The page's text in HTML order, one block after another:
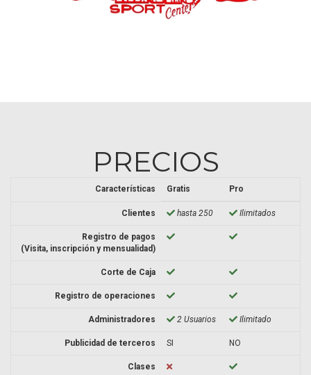
PRECIOS
Características Gratis Pro
Clientes hasta 250 Ilimitados
Registro de pagos
(Visita, inscripción y mensualidad)
Corte de Caja
Registro de operaciones
Administradores 2 Usuarios Ilimitado
Publicidad de terceros SI NO
Clases